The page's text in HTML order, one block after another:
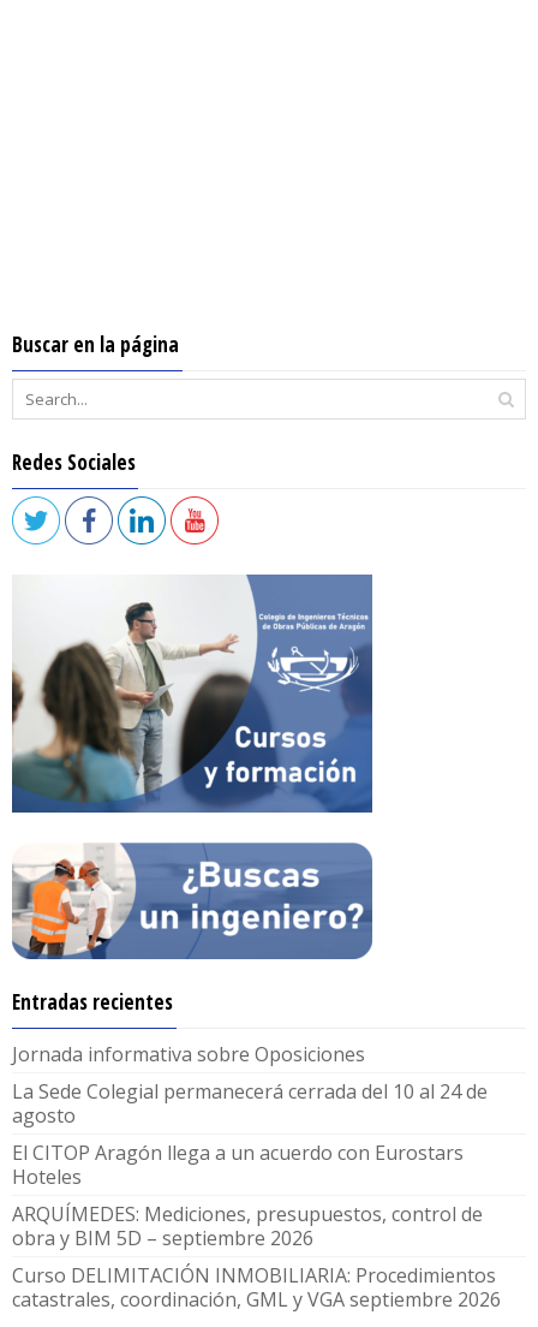
Buscar en la página
Redes Sociales
Entradas recientes
Jornada informativa sobre Oposiciones
La Sede Colegial permanecerá cerrada del 10 al 24 de
agosto
El CITOP Aragón llega a un acuerdo con Eurostars
Hoteles
ARQUÍMEDES: Mediciones, presupuestos, control de
obra y BIM 5D – septiembre 2026
Curso DELIMITACIÓN INMOBILIARIA: Procedimientos
catastrales, coordinación, GML y VGA septiembre 2026